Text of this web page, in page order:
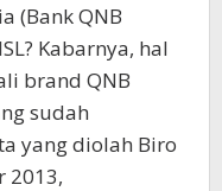
(Bank QNB
Kabarnya, hal
brand QNB
sudah
yang diolah Biro
2013,